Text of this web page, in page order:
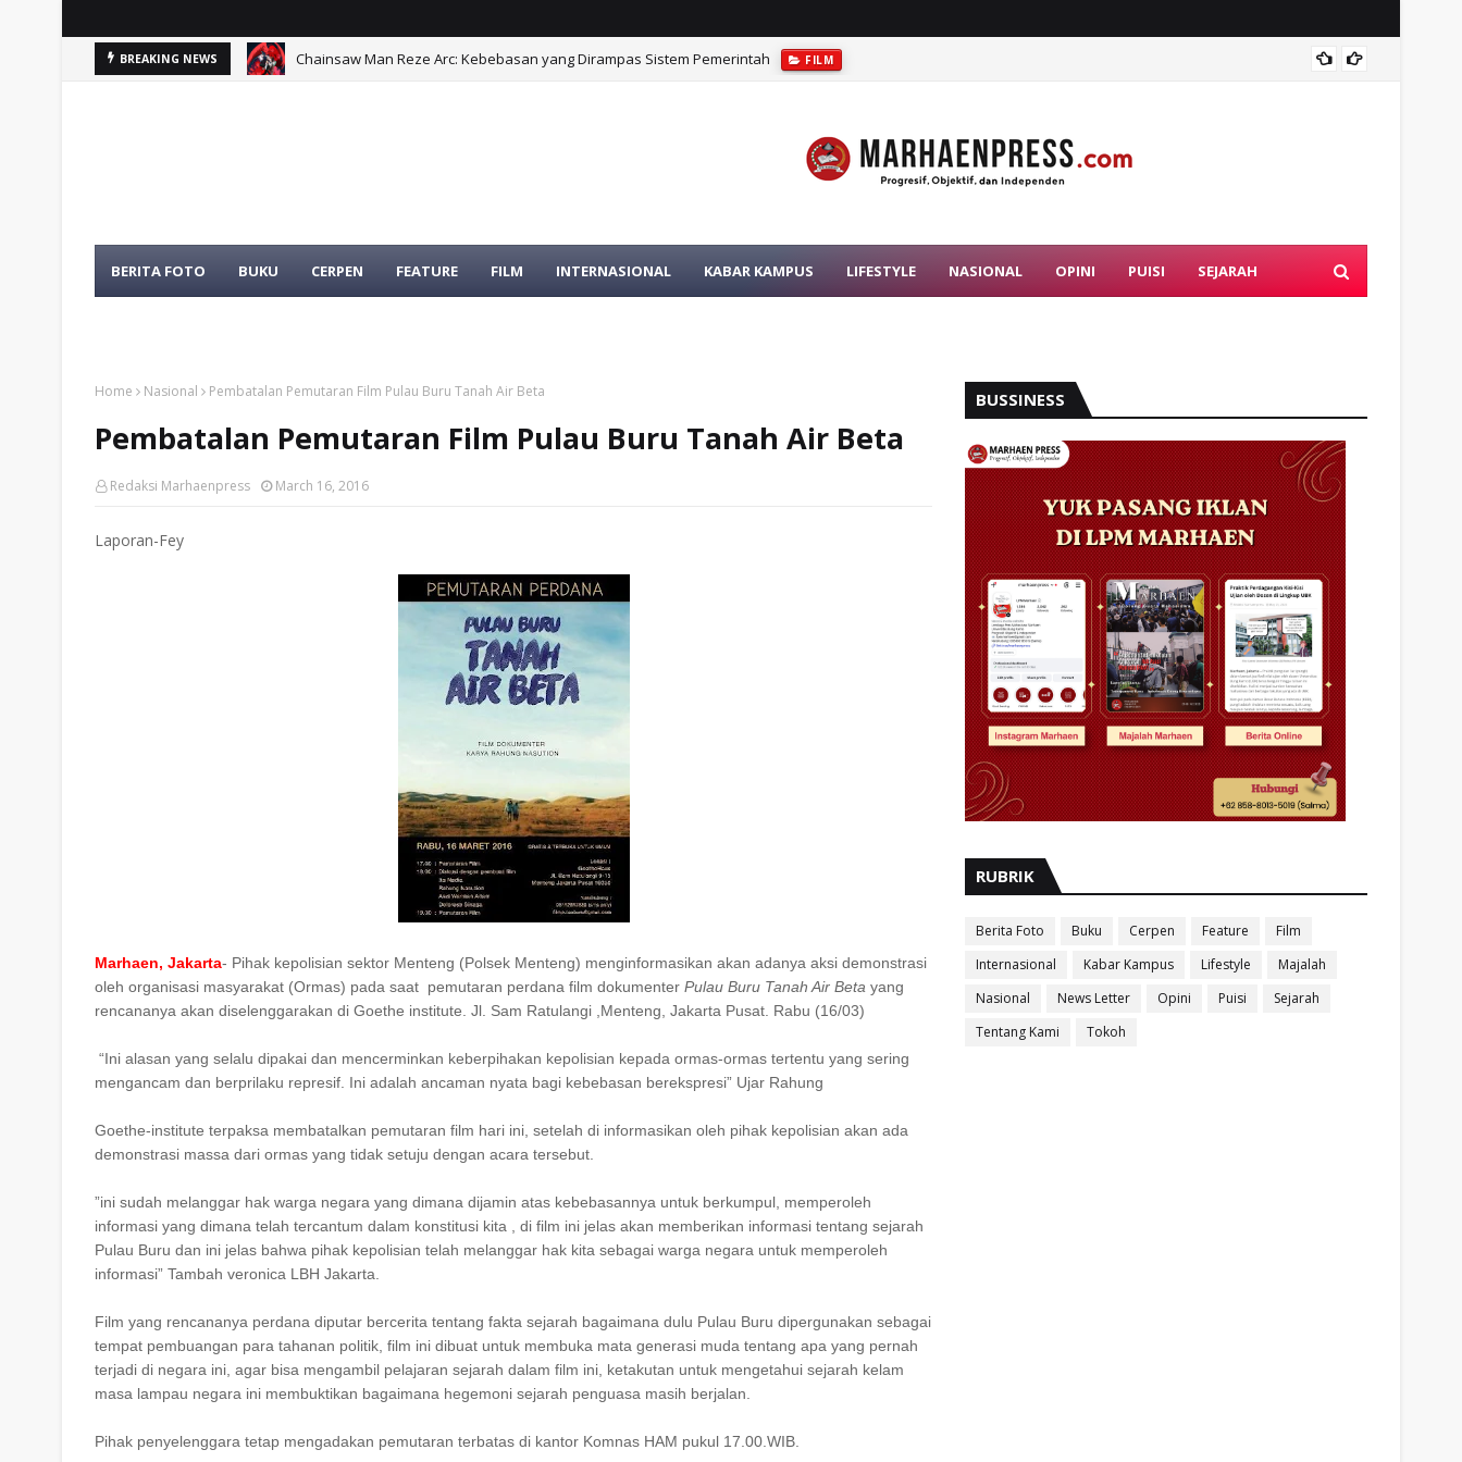
BREAKING NEWS
Chainsaw Man Reze Arc: Kebebasan yang Dirampas Sistem Pemerintah FILM
Problematika Pelibatan Aparat dalam Pengawasan Pajak
BERITA FOTO BUKU CERPEN FEATURE FILM INTERNASIONAL KABAR KAMPUS LIFESTYLE NASIONAL OPINI PUISI SEJARAH
Home Nasional Pembatalan Pemutaran Film Pulau Buru Tanah Air Beta
Pembatalan Pemutaran Film Pulau Buru Tanah Air Beta
Redaksi Marhaenpress March 16, 2016
Laporan-Fey
Marhaen, Jakarta- Pihak kepolisian sektor Menteng (Polsek Menteng) menginformasikan akan adanya aksi demonstrasi
oleh organisasi masyarakat (Ormas) pada saat pemutaran perdana film dokumenter Pulau Buru Tanah Air Beta yang
rencananya akan diselenggarakan di Goethe institute. Jl. Sam Ratulangi ,Menteng, Jakarta Pusat. Rabu (16/03)
“Ini alasan yang selalu dipakai dan mencerminkan keberpihakan kepolisian kepada ormas-ormas tertentu yang sering
mengancam dan berprilaku represif. Ini adalah ancaman nyata bagi kebebasan berekspresi” Ujar Rahung
Goethe-institute terpaksa membatalkan pemutaran film hari ini, setelah di informasikan oleh pihak kepolisian akan ada
demonstrasi massa dari ormas yang tidak setuju dengan acara tersebut.
”ini sudah melanggar hak warga negara yang dimana dijamin atas kebebasannya untuk berkumpul, memperoleh
informasi yang dimana telah tercantum dalam konstitusi kita , di film ini jelas akan memberikan informasi tentang sejarah
Pulau Buru dan ini jelas bahwa pihak kepolisian telah melanggar hak kita sebagai warga negara untuk memperoleh
informasi” Tambah veronica LBH Jakarta.
Film yang rencananya perdana diputar bercerita tentang fakta sejarah bagaimana dulu Pulau Buru dipergunakan sebagai
tempat pembuangan para tahanan politik, film ini dibuat untuk membuka mata generasi muda tentang apa yang pernah
terjadi di negara ini, agar bisa mengambil pelajaran sejarah dalam film ini, ketakutan untuk mengetahui sejarah kelam
masa lampau negara ini membuktikan bagaimana hegemoni sejarah penguasa masih berjalan.
Pihak penyelenggara tetap mengadakan pemutaran terbatas di kantor Komnas HAM pukul 17.00.WIB.
BUSSINESS
RUBRIK
Berita Foto Buku Cerpen Feature
Film
Internasional
Kabar Kampus Lifestyle
Majalah
Nasional
News Letter Opini Puisi
Sejarah
Tentang Kami
Tokoh